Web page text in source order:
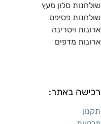
שולחנות סלון מעץ
שולחנות פסיפס
ארונות ויטרינה
ארונות מדפים
רכישה באתר:
תקנון